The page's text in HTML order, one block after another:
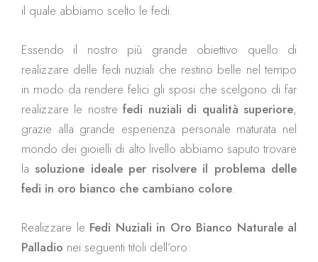
il quale abbiamo scelto le fedi.
Essendo il nostro più grande obiettivo quello di
realizzare delle fedi nuziali che restino belle nel tempo
in modo da rendere felici gli sposi che scelgono di far
realizzare le nostrefedi nuziali di qualità superiore,
grazie alla grande esperienza personale maturata nel
mondo dei gioielli di alto livello abbiamo saputo trovare
lasoluzione ideale per risolvere il problema delle
fedi in oro bianco che cambiano colore.
Realizzare le Fedi Nuziali in Oro Bianco Naturale al
Palladio nei seguenti titoli dell’oro: